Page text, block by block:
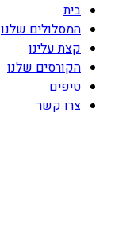
בית
המסלולים שלנו
קצת עלינו
הקורסים שלנו
טיפים
צרו קשר